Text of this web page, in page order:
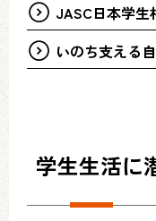
JASC日本学生
いのち支える
学生生活に